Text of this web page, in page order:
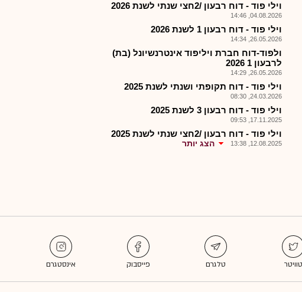
וילי פוד - דוח רבעון /2חצי שנתי לשנת 2026
04.08.2026, 14:46
וילי פוד - דוח רבעון 1 לשנת 2026
26.05.2026, 14:34
ולפוד-דוח חברת ויליפוד אינטרנשיונל (בת)
לרבעון 1 2026
26.05.2026, 14:29
וילי פוד - דוח תקופתי ושנתי לשנת 2025
24.03.2026, 08:30
וילי פוד - דוח רבעון 3 לשנת 2025
17.11.2025, 09:53
וילי פוד - דוח רבעון /2חצי שנתי לשנת 2025
12.08.2025, 13:38 הצג יותר